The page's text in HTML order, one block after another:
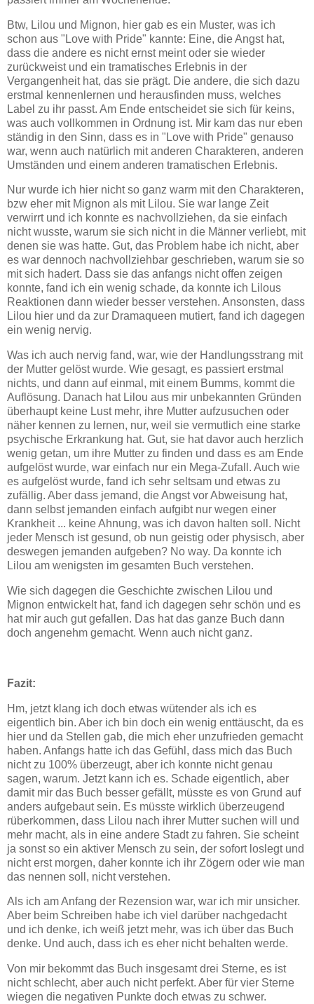
Btw, Lilou und Mignon, hier gab es ein Muster, was ich
schon aus "Love with Pride" kannte: Eine, die Angst hat,
dass die andere es nicht ernst meint oder sie wieder
zurückweist und ein tramatisches Erlebnis in der
Vergangenheit hat, das sie prägt. Die andere, die sich dazu
erstmal kennenlernen und herausfinden muss, welches
Label zu ihr passt. Am Ende entscheidet sie sich für keins,
was auch vollkommen in Ordnung ist. Mir kam das nur eben
ständig in den Sinn, dass es in "Love with Pride" genauso
war, wenn auch natürlich mit anderen Charakteren, anderen
Umständen und einem anderen tramatischen Erlebnis.
Nur wurde ich hier nicht so ganz warm mit den Charakteren,
bzw eher mit Mignon als mit Lilou. Sie war lange Zeit
verwirrt und ich konnte es nachvollziehen, da sie einfach
nicht wusste, warum sie sich nicht in die Männer verliebt, mit
denen sie was hatte. Gut, das Problem habe ich nicht, aber
es war dennoch nachvollziehbar geschrieben, warum sie so
mit sich hadert. Dass sie das anfangs nicht offen zeigen
konnte, fand ich ein wenig schade, da konnte ich Lilous
Reaktionen dann wieder besser verstehen. Ansonsten, dass
Lilou hier und da zur Dramaqueen mutiert, fand ich dagegen
ein wenig nervig.
Was ich auch nervig fand, war, wie der Handlungsstrang mit
der Mutter gelöst wurde. Wie gesagt, es passiert erstmal
nichts, und dann auf einmal, mit einem Bumms, kommt die
Auflösung. Danach hat Lilou aus mir unbekannten Gründen
überhaupt keine Lust mehr, ihre Mutter aufzusuchen oder
näher kennen zu lernen, nur, weil sie vermutlich eine starke
psychische Erkrankung hat. Gut, sie hat davor auch herzlich
wenig getan, um ihre Mutter zu finden und dass es am Ende
aufgelöst wurde, war einfach nur ein Mega-Zufall. Auch wie
es aufgelöst wurde, fand ich sehr seltsam und etwas zu
zufällig. Aber dass jemand, die Angst vor Abweisung hat,
dann selbst jemanden einfach aufgibt nur wegen einer
Krankheit ... keine Ahnung, was ich davon halten soll. Nicht
jeder Mensch ist gesund, ob nun geistig oder physisch, aber
deswegen jemanden aufgeben? No way. Da konnte ich
Lilou am wenigsten im gesamten Buch verstehen.
Wie sich dagegen die Geschichte zwischen Lilou und
Mignon entwickelt hat, fand ich dagegen sehr schön und es
hat mir auch gut gefallen. Das hat das ganze Buch dann
doch angenehm gemacht. Wenn auch nicht ganz.
Fazit:
Hm, jetzt klang ich doch etwas wütender als ich es
eigentlich bin. Aber ich bin doch ein wenig enttäuscht, da es
hier und da Stellen gab, die mich eher unzufrieden gemacht
haben. Anfangs hatte ich das Gefühl, dass mich das Buch
nicht zu 100% überzeugt, aber ich konnte nicht genau
sagen, warum. Jetzt kann ich es. Schade eigentlich, aber
damit mir das Buch besser gefällt, müsste es von Grund auf
anders aufgebaut sein. Es müsste wirklich überzeugend
rüberkommen, dass Lilou nach ihrer Mutter suchen will und
mehr macht, als in eine andere Stadt zu fahren. Sie scheint
ja sonst so ein aktiver Mensch zu sein, der sofort loslegt und
nicht erst morgen, daher konnte ich ihr Zögern oder wie man
das nennen soll, nicht verstehen.
Als ich am Anfang der Rezension war, war ich mir unsicher.
Aber beim Schreiben habe ich viel darüber nachgedacht
und ich denke, ich weiß jetzt mehr, was ich über das Buch
denke. Und auch, dass ich es eher nicht behalten werde.
Von mir bekommt das Buch insgesamt drei Sterne, es ist
nicht schlecht, aber auch nicht perfekt. Aber für vier Sterne
wiegen die negativen Punkte doch etwas zu schwer.